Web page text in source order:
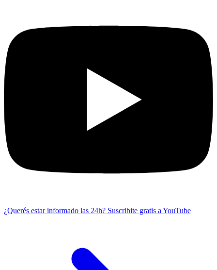
¿Querés estar informado las 24h? Suscribite gratis a YouTube